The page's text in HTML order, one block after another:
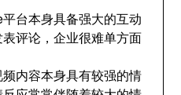
平台本身具备强大的互动
评论，企业很难单方面
频内容本身具有较强的情